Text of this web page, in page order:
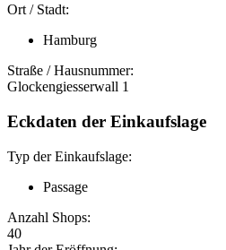
Ort / Stadt:
Hamburg
Straße / Hausnummer:
Glockengiesserwall 1
Eckdaten der Einkaufslage
Typ der Einkaufslage:
Passage
Anzahl Shops:
40